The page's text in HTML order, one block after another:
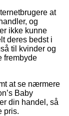
at
og
ikke kunne
deres bedst i
til kvinder og
frembyde
at se nærmere
Baby
din handel, så
pris.